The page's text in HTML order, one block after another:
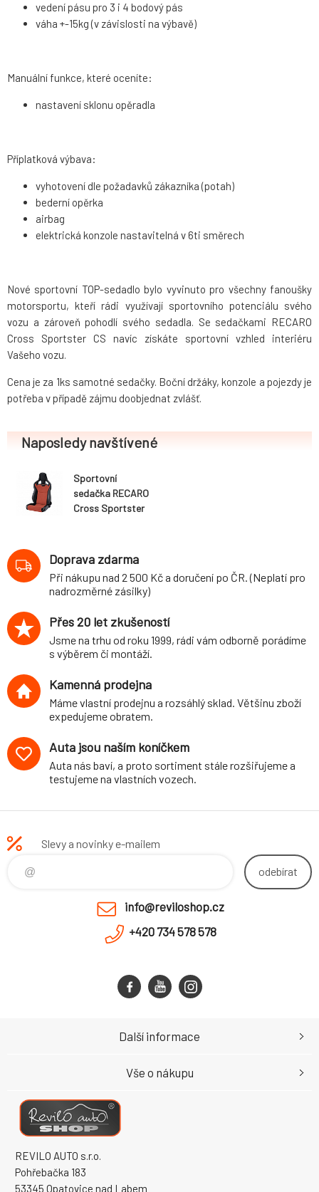
vedení pásu pro 3 i 4 bodový pás
váha +-15kg (v závislosti na výbavě)
Manuální funkce, které oceníte:
nastavení sklonu opěradla
Příplatková výbava:
vyhotovení dle požadavků zákazníka (potah)
bederní opěrka
airbag
elektrická konzole nastavitelná v 6ti směrech
Nové sportovní TOP-sedadlo bylo vyvinuto pro všechny fanoušky
motorsportu, kteří rádi využívají sportovního potenciálu svého
vozu a zároveň pohodlí svého sedadla. Se sedačkami RECARO
Cross Sportster CS navíc získáte sportovní vzhled interiéru
Vašeho vozu.
Cena je za 1ks samotné sedačky. Boční držáky, konzole a pojezdy je
potřeba v případě zájmu doobjednat zvlášť.
Naposledy navštívené
Sportovní
sedačka RECARO
Cross Sportster
koženka /
červená
Dynamica
Doprava zdarma
Při nákupu nad 2 500 Kč a doručení po ČR. (Neplatí pro
nadrozměrné zásilky)
Přes 20 let zkušeností
Jsme na trhu od roku 1999, rádi vám odborně porádíme
s výběrem či montáží.
Kamenná prodejna
Máme vlastní prodejnu a rozsáhlý sklad. Většinu zboží
expedujeme obratem.
Auta jsou naším koníčkem
Auta nás baví, a proto sortiment stále rozšiřujeme a
testujeme na vlastních vozech.
Slevy a novinky e-mailem
odebírat
info@reviloshop.cz
+420 734 578 578
REVILO AUTO s.r.o.
Pohřebačka 183
53345 Opatovice nad Labem
Další informace
Vše o nákupu